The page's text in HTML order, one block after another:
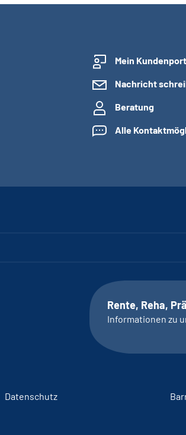
Mein
Nachricht
Beratung
Alle
Rente, Reha,
Informationen zu
Datenschutz